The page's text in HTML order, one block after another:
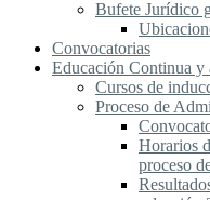
Bufete Jurídico
Convocatorias
Educación Continua y
Cursos de
Proceso de
Horarios
proceso